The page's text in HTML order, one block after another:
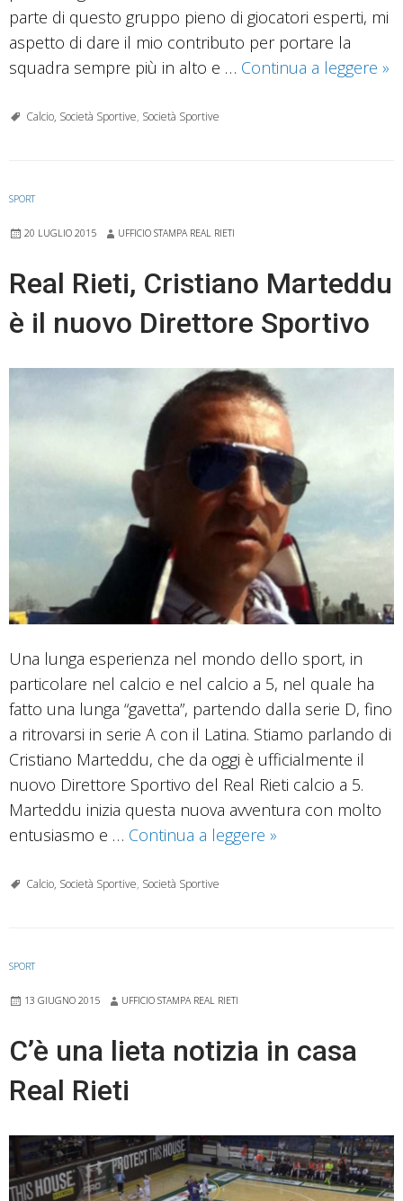
parte di questo gruppo pieno di giocatori esperti, mi
aspetto di dare il mio contributo per portare la
squadra sempre più in alto e … Continua a leggere »
Calcio, Società Sportive, Società Sportive
SPORT
20 LUGLIO 2015 UFFICIO STAMPA REAL RIETI
Real Rieti, Cristiano Marteddu
è il nuovo Direttore Sportivo
Una lunga esperienza nel mondo dello sport, in
particolare nel calcio e nel calcio a 5, nel quale ha
fatto una lunga “gavetta”, partendo dalla serie D, fino
a ritrovarsi in serie A con il Latina. Stiamo parlando di
Cristiano Marteddu, che da oggi è ufficialmente il
nuovo Direttore Sportivo del Real Rieti calcio a 5.
Marteddu inizia questa nuova avventura con molto
entusiasmo e … Continua a leggere Real
Sportivo
»
Calcio, Società Sportive, Società Sportive
SPORT
13 GIUGNO 2015 UFFICIO STAMPA REAL RIETI
C’è una lieta notizia in casa
Real Rieti